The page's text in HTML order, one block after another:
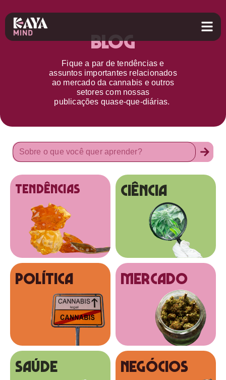
Blog
Fique a par detendências e
assuntos importantes relacionados
ao mercado da cannabis e outros
setorescom nossas
publicações quase-que-diárias.
tendências Ciência
Política MERCADO
SAÚDE NEGÓCIOS